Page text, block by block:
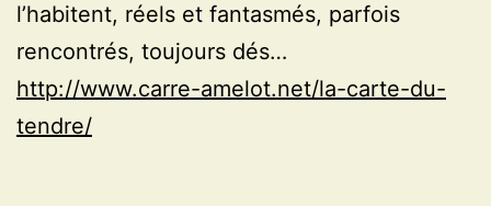
l’habitent, réels et fantasmés, parfois
rencontrés, toujours dés…
http://www.carre-amelot.net/la-carte-du-
tendre/